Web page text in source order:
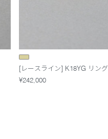
[レースライン] K18YG リング
¥242,000